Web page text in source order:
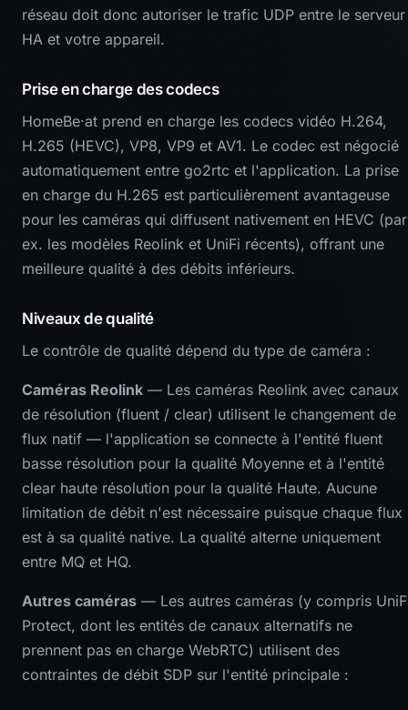
réseau doit donc autoriser le trafic UDP entre le serveur
HA et votre appareil.
Prise en charge des codecs
HomeBe·at prend en charge les codecs vidéo H.264,
H.265 (HEVC), VP8, VP9 et AV1. Le codec est négocié
automatiquement entre go2rtc et l'application. La prise
en charge du H.265 est particulièrement avantageuse
pour les caméras qui diffusent nativement en HEVC (par
ex. les modèles Reolink et UniFi récents), offrant une
meilleure qualité à des débits inférieurs.
Niveaux de qualité
Le contrôle de qualité dépend du type de caméra :
Caméras Reolink — Les caméras Reolink avec canaux
de résolution (fluent / clear) utilisent le changement de
flux natif — l'application se connecte à l'entité fluent
basse résolution pour la qualité Moyenne et à l'entité
clear haute résolution pour la qualité Haute. Aucune
limitation de débit n'est nécessaire puisque chaque flux
est à sa qualité native. La qualité alterne uniquement
entre MQ et HQ.
Autres caméras — Les autres caméras (y compris
Protect, dont les entités de canaux alternatifs ne
prennent pas en charge WebRTC) utilisent des
contraintes de débit SDP sur l'entité principale :